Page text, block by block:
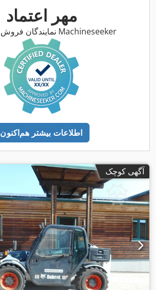
مهر اعتماد
نمایندگان فروش مورد تأیید Machineseeker
اطلاعات بیشتر هم‌اکنون
آگهی کوچک